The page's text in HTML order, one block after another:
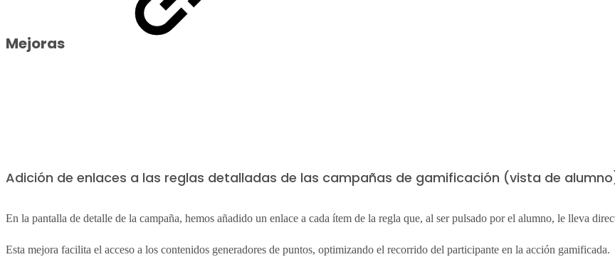
Mejoras
Adición de enlaces a las reglas detalladas de las campañas de gamificación (vista de
En la pantalla de detalle de la campaña, hemos añadido un enlace a cada ítem de la regla que, al ser pulsado por el alumno, le lleva
Esta mejora facilita el acceso a los contenidos generadores de puntos, optimizando el recorrido del participante en la acción gamificada.